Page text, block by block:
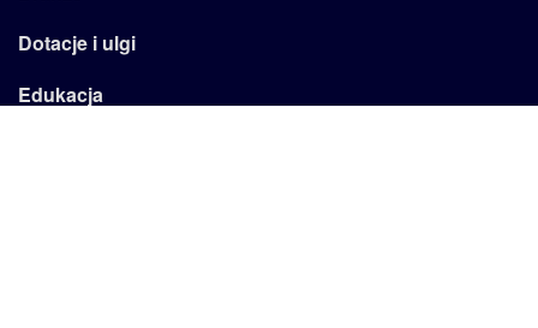
Dotacje i ulgi
Edukacja